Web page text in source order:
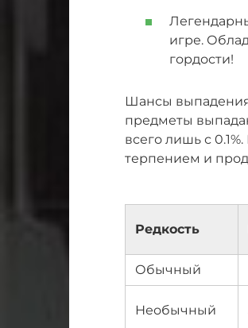
игре.
гордости!
Шансы
предметы
всего лишь с
терпением и
Редкость
Обычный
Необычный